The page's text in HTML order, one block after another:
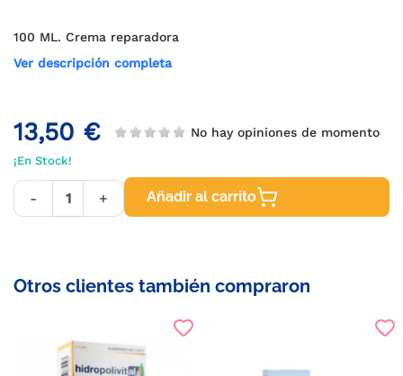
100 ML. Crema reparadora
Ver descripción completa
13,50 € No hay opiniones de momento
¡En Stock!
- + Añadir al carrito
Otros clientes también compraron